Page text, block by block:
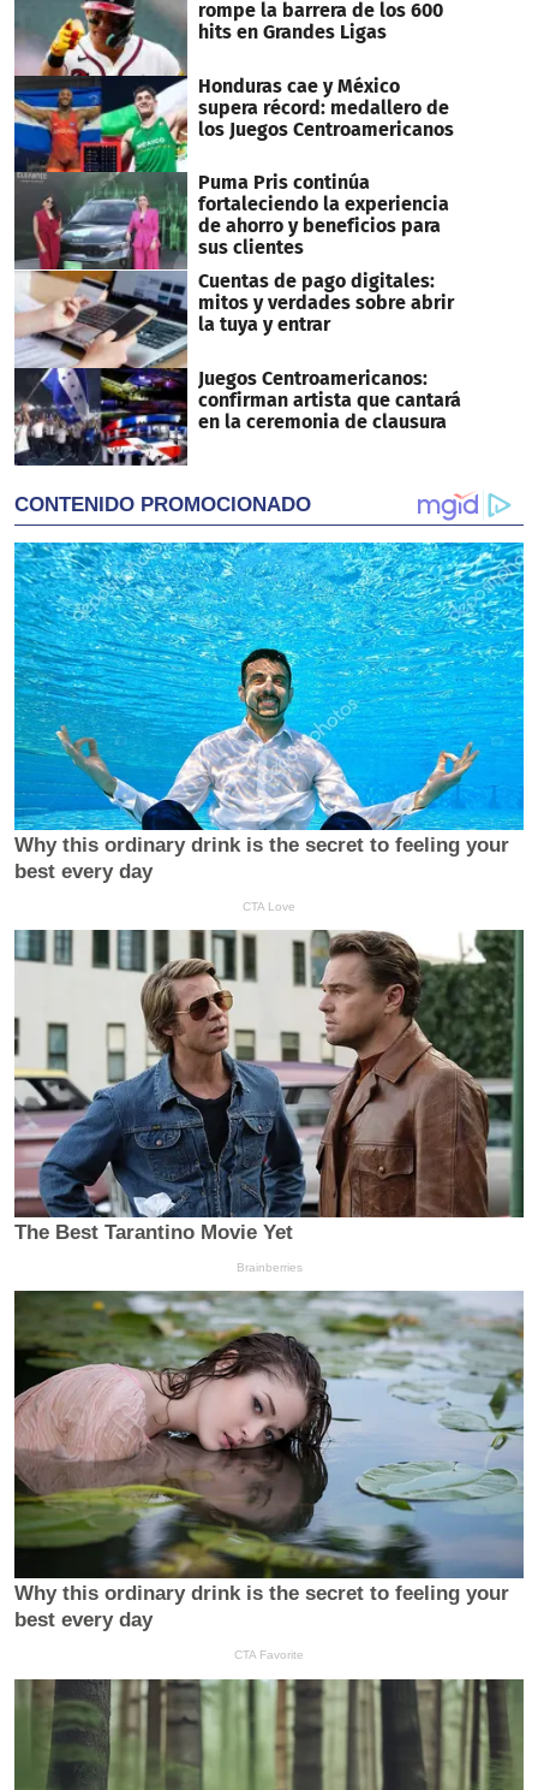
rompe la barrera de los 600
hits en Grandes Ligas
Honduras cae y México
supera récord: medallero de
los Juegos Centroamericanos
Puma Pris continúa
fortaleciendo la experiencia
de ahorro y beneficios para
sus clientes
Cuentas de pago digitales:
mitos y verdades sobre abrir
la tuya y entrar
Juegos Centroamericanos:
confirman artista que cantará
en la ceremonia de clausura